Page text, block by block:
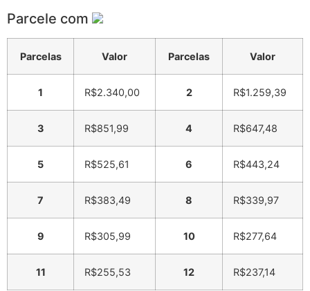
Parcele com
Parcelas Valor Parcelas Valor
1 R$2.340,00 2 R$1.259,39
3 R$851,99 4 R$647,48
5 R$525,61 6 R$443,24
7 R$383,49 8 R$339,97
9 R$305,99 10 R$277,64
11 R$255,53 12 R$237,14